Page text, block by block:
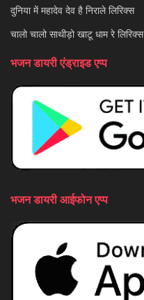
दुनिया में महादेव देव है निराले लिरिक्स
चालो चालो साथीड़ो खाटू धाम रे लिरिक्स
भजन डायरी एंड्राइड एप्प
भजन डायरी आईफोन एप्प